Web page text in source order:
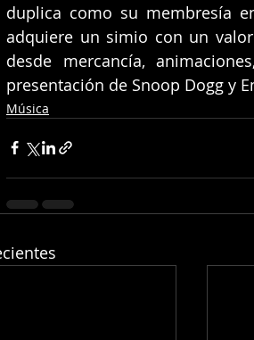
duplica como su membresía
adquiere un simio con un
desde mercancía,
presentación de Snoop Dogg y
Música